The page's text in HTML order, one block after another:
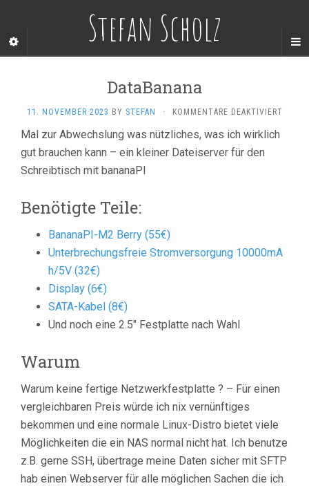
Stefan Scholz
DataBanana
11. NOVEMBER 2023 BY STEFAN · KOMMENTARE DEAKTIVIERT
Mal zur Abwechslung was nützliches, was ich wirklich
gut brauchen kann – ein kleiner Dateiserver für den
Schreibtisch mit bananaPI
Benötigte Teile:
BananaPI-M2 Berry (55€)
Unterbrechungsfreie Stromversorgung 10000mA
h/5V (32€)
Display (6€)
SATA-Kabel (8€)
Und noch eine 2.5″ Festplatte nach Wahl
Warum
Warum keine fertige Netzwerkfestplatte ? – Für einen
vergleichbaren Preis würde ich nix vernünftiges
bekommen und eine normale Linux-Distro bietet viele
Möglichkeiten die ein NAS normal nicht hat. Ich benutze
z.B. gerne SSH, übertrage meine Daten sicher mit SFTP
hab einen Webserver für alle möglichen Sachen die ich